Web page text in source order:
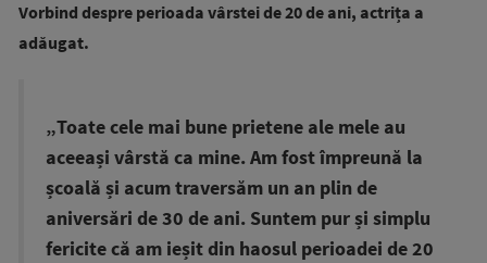
Vorbind despre perioada vârstei de 20 de ani, actrița a
adăugat.
„Toate cele mai bune prietene ale mele au
aceeași vârstă ca mine. Am fost împreună la
școală și acum traversăm un an plin de
aniversări de 30 de ani. Suntem pur și simplu
fericite că am ieșit din haosul perioadei de 20